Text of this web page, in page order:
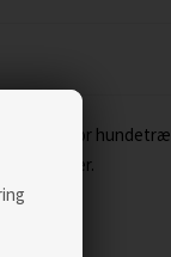
inden for